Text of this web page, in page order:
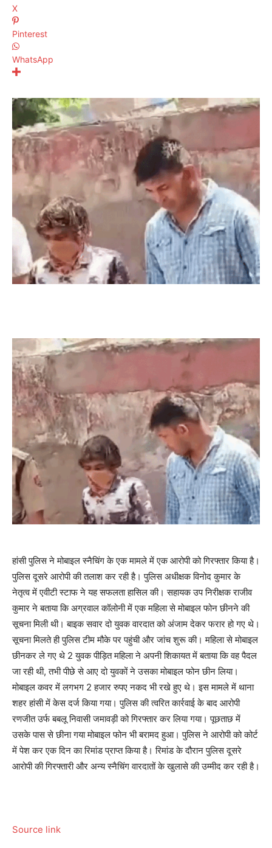
X
Pinterest
WhatsApp
हांसी पुलिस ने मोबाइल स्नैचिंग के एक मामले में एक आरोपी को गिरफ्तार किया है।
पुलिस दूसरे आरोपी की तलाश कर रही है। पुलिस अधीक्षक विनोद कुमार के
नेतृत्व में एवीटी स्टाफ ने यह सफलता हासिल की। सहायक उप निरीक्षक राजीव
कुमार ने बताया कि अग्रवाल कॉलोनी में एक महिला से मोबाइल फोन छीनने की
सूचना मिली थी। बाइक सवार दो युवक वारदात को अंजाम देकर फरार हो गए थे।
सूचना मिलते ही पुलिस टीम मौके पर पहुंची और जांच शुरू की। महिला से मोबाइल
छीनकर ले गए थे 2 युवक पीड़ित महिला ने अपनी शिकायत में बताया कि वह पैदल
जा रही थी, तभी पीछे से आए दो युवकों ने उसका मोबाइल फोन छीन लिया।
मोबाइल कवर में लगभग 2 हजार रुपए नकद भी रखे हुए थे। इस मामले में थाना
शहर हांसी में केस दर्ज किया गया। पुलिस की त्वरित कार्रवाई के बाद आरोपी
रणजीत उर्फ बबलू निवासी जमावड़ी को गिरफ्तार कर लिया गया। पूछताछ में
उसके पास से छीना गया मोबाइल फोन भी बरामद हुआ। पुलिस ने आरोपी को कोर्ट
में पेश कर एक दिन का रिमांड प्राप्त किया है। रिमांड के दौरान पुलिस दूसरे
आरोपी की गिरफ्तारी और अन्य स्नैचिंग वारदातों के खुलासे की उम्मीद कर रही है।
Source link